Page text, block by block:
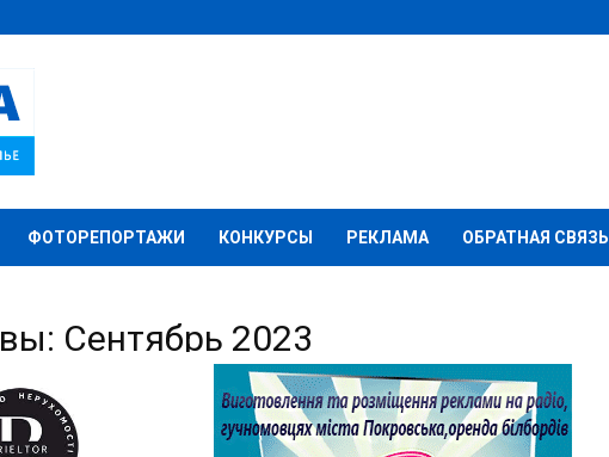
ФОТОРЕПОРТАЖИ КОНКУРСЫ РЕКЛАМА ОБРАТНАЯ СВЯЗЬ
Сентябрь 2023
війни